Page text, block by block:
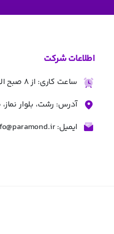
اطلاعات شرکت
ساعت کاری: از 8 صبح الی 4 عصر، شنبه تا پنجشنبه
آدرس: رشت، بلوار
ایمیل: info@paramond.ir